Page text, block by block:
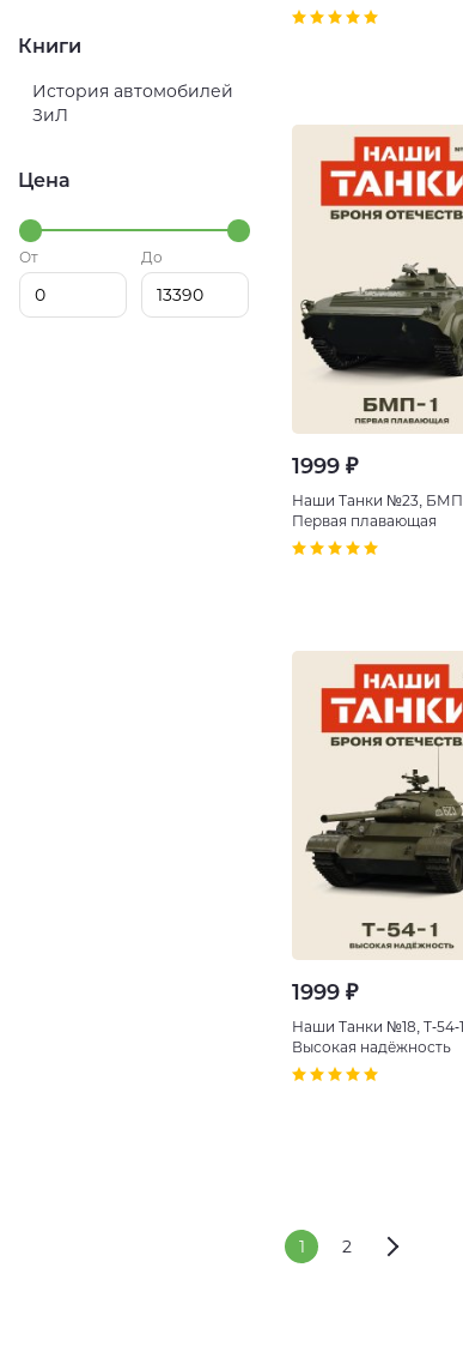
Книги
История автомобилей
ЗиЛ
Цена
От До
1999 ₽
Наши Танки №23,
Первая плавающая
1999 ₽
Наши Танки №18, T-54-1
Высокая надёжность
1 2